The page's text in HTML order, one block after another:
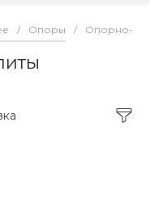
/ Опоры / Опорно-